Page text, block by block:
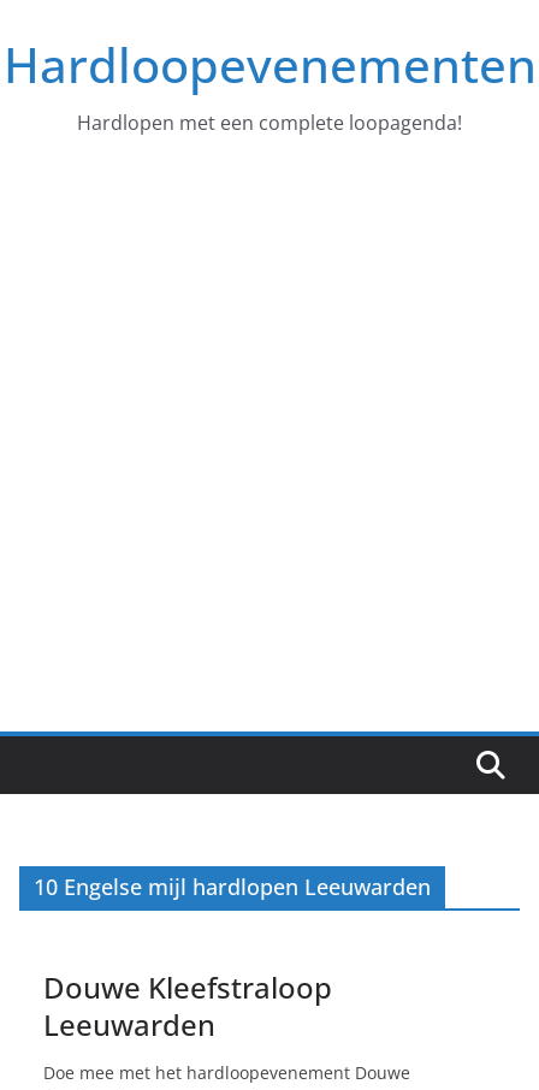
naar
deHardloopevenementen
Hardlopen met een complete loopagenda!
10 Engelse mijl hardlopen Leeuwarden
Douwe Kleefstraloop
Leeuwarden
Doe mee met het hardloopevenement Douwe